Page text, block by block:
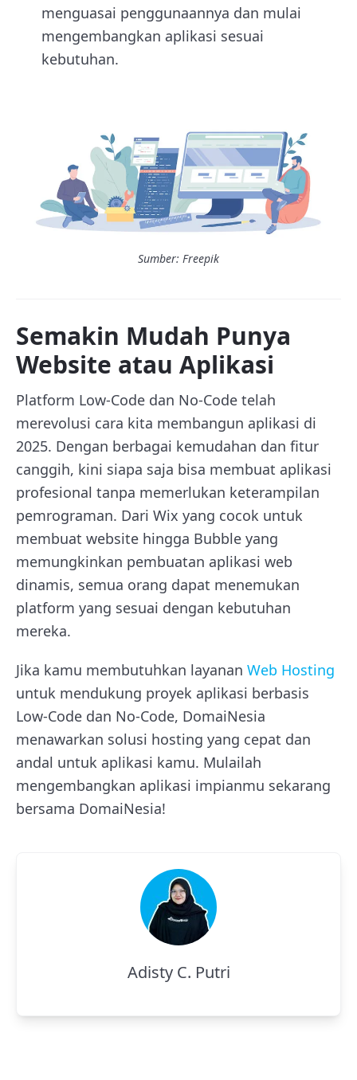
menguasai penggunaannya dan mulai
mengembangkan aplikasi sesuai
kebutuhan.
Sumber: Freepik
Semakin Mudah Punya
Website atau Aplikasi
Platform Low-Code dan No-Code telah
merevolusi cara kita membangun aplikasi di
2025. Dengan berbagai kemudahan dan fitur
canggih, kini siapa saja bisa membuat aplikasi
profesional tanpa memerlukan keterampilan
pemrograman. Dari Wix yang cocok untuk
membuat website hingga Bubble yang
memungkinkan pembuatan aplikasi web
dinamis, semua orang dapat menemukan
platform yang sesuai dengan kebutuhan
mereka.
Jika kamu membutuhkan layanan Web Hosting
untuk mendukung proyek aplikasi berbasis
Low-Code dan No-Code, DomaiNesia
menawarkan solusi hosting yang cepat dan
andal untuk aplikasi kamu. Mulailah
mengembangkan aplikasi impianmu sekarang
bersama DomaiNesia!
Adisty C. Putri